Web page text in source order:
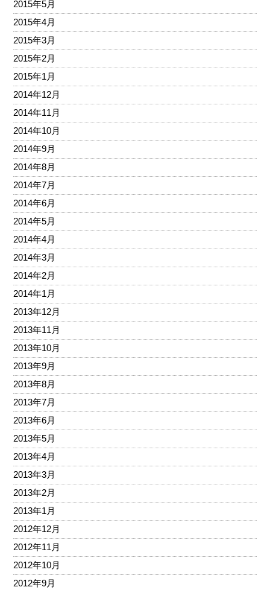
2015年5月
2015年4月
2015年3月
2015年2月
2015年1月
2014年12月
2014年11月
2014年10月
2014年9月
2014年8月
2014年7月
2014年6月
2014年5月
2014年4月
2014年3月
2014年2月
2014年1月
2013年12月
2013年11月
2013年10月
2013年9月
2013年8月
2013年7月
2013年6月
2013年5月
2013年4月
2013年3月
2013年2月
2013年1月
2012年12月
2012年11月
2012年10月
2012年9月